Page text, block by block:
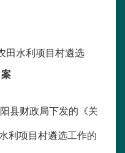
田水利项目村遴选
县财政局下发的《关
利项目村遴选工作的